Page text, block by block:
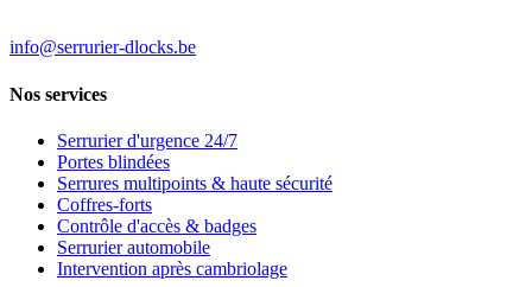
info@serrurier-dlocks.be
Nos services
Serrurier d'urgence 24/7
Portes blindées
Serrures multipoints & haute sécurité
Coffres-forts
Contrôle d'accès & badges
Serrurier automobile
Intervention après cambriolage